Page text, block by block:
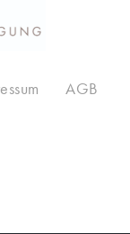
AGB